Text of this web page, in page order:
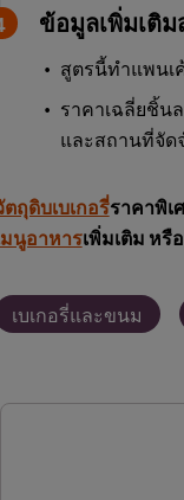
ข้อมูลเพิ่มเติ
สูตรนี้ทำแพนเ
ราคาเฉลี่ยชิ้น
และสถานที่จัด
ถุดิบเบเกอรี่ราคาพิเ
มนูอาหารเพิ่มเติม หรื
เบเกอรี่และขนม